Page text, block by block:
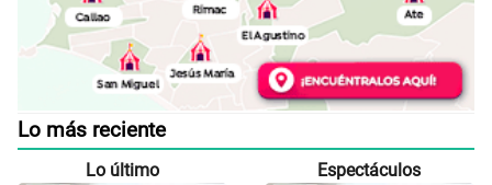
Lo más reciente
Lo último Espectáculos